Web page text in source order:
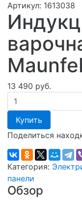
Артикул: 1613038
13 490 руб.
Купить
Поделиться
Категория:
панели
Обзор